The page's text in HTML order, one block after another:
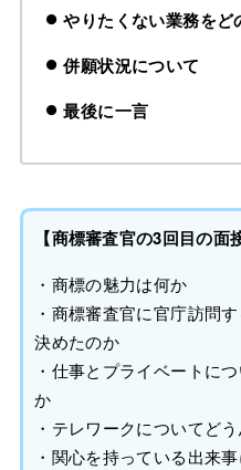
やりたくない業務を
併願状況について
最後に一言
【商標審査官の3回目の面
・商標の魅力は何か
・商標審査官に官庁訪問
決めたのか
・仕事とプライベートに
か
・テレワークについてど
・関心を持っている出来